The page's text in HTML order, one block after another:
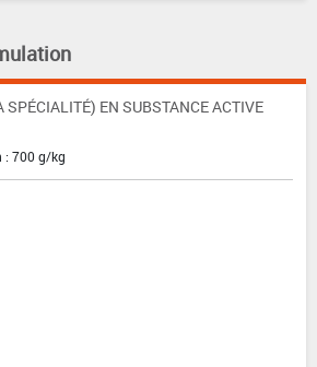
EN SUBSTANCE ACTIVE
: 700 g/kg